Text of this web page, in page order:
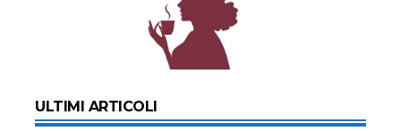
ULTIMI ARTICOLI